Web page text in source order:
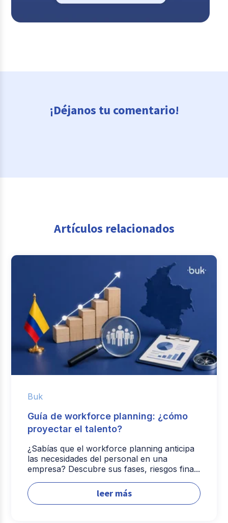
¡Déjanos tu comentario!
Artículos relacionados
Buk
Guía de workforce planning: ¿cómo
proyectar el talento?
¿Sabías que el workforce planning anticipa
las necesidades del personal en una
empresa? Descubre sus fases, riesgos fina...
leer más